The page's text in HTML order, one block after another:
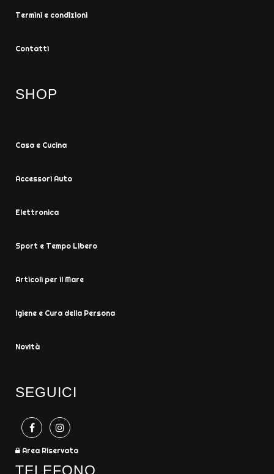
Termini e condizioni
Contatti
SHOP
Casa e Cucina
Accessori Auto
Elettronica
Sport e Tempo Libero
Articoli per il Mare
Igiene e Cura della Persona
Novità
SEGUICI
Area Riservata
TELEFONO